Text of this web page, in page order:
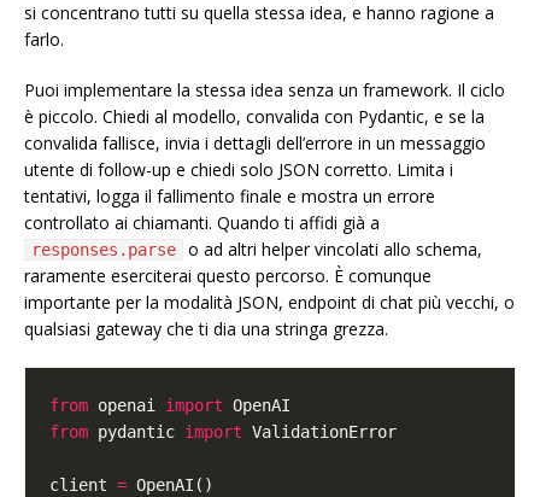
si concentrano tutti su quella stessa idea, e hanno ragione a
farlo.
Puoi implementare la stessa idea senza un framework. Il ciclo
è piccolo. Chiedi al modello, convalida con Pydantic, e se la
convalida fallisce, invia i dettagli dell’errore in un messaggio
utente di follow-up e chiedi solo JSON corretto. Limita i
tentativi, logga il fallimento finale e mostra un errore
controllato ai chiamanti. Quando ti affidi già a
responses.parse
o ad altri helper vincolati allo schema,
raramente eserciterai questo percorso. È comunque
importante per la modalità JSON, endpoint di chat più vecchi, o
qualsiasi gateway che ti dia una stringa grezza.
from openai import
from pydantic import
client =